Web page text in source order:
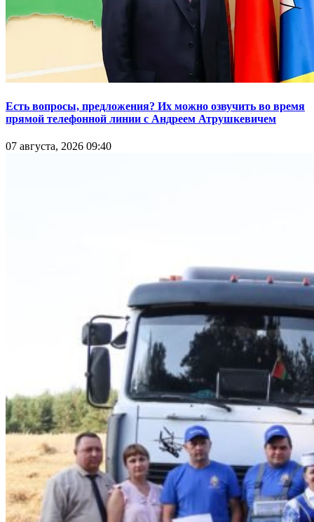
Есть вопросы, предложения? Их можно озвучить во время
прямой телефонной линии с Андреем Атрушкевичем
07 августа, 2026 09:40